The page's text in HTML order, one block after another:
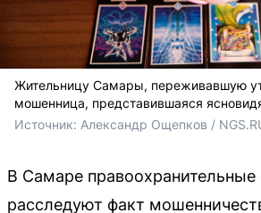
Жительницу Самары, переживавшую
мошенница, представившаяся
Источник: Александр Ощепков /
В Самаре правоохранительные
расследуют факт